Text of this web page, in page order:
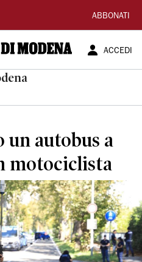
ABBONATI
ACCEDI
autobus a
motociclista